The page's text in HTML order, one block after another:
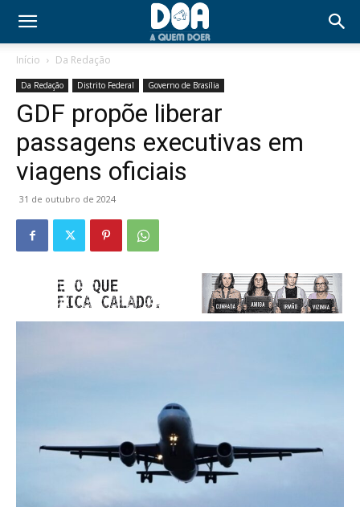
Início Da Redação
Da Redação Distrito Federal Governo de Brasília
GDF propõe liberar
passagens executivas em
viagens oficiais
31 de outubro de 2024